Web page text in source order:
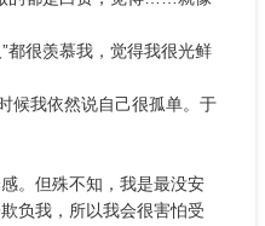
都很羡慕我，觉得我很光鲜
候我依然说自己很孤单。于
。但殊不知，我是最没安
负我，所以我会很害怕受